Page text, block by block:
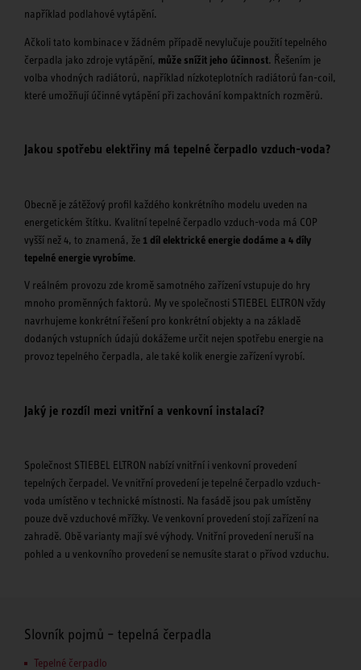
například podlahové vytápění.
Ačkoli tato kombinace v žádném případě nevylučuje použití tepelného
čerpadla jako zdroje vytápění, může snížit jeho účinnost. Řešením je
volba vhodných radiátorů, například nízkoteplotních radiátorů fan-coil,
které umožňují účinné vytápění při zachování kompaktních rozměrů.
Jakou spotřebu elektřiny má tepelné čerpadlo vzduch-voda?
Obecně je zátěžový profil každého konkrétního modelu uveden na
energetickém štítku. Kvalitní tepelné čerpadlo vzduch-voda má COP
vyšší než 4, to znamená, že 1 díl elektrické energie dodáme a 4 díly
tepelné energie vyrobíme.
V reálném provozu zde kromě samotného zařízení vstupuje do hry
mnoho proměnných faktorů. My ve společnosti STIEBEL ELTRON vždy
navrhujeme konkrétní řešení pro konkrétní objekty a na základě
dodaných vstupních údajů dokážeme určit nejen spotřebu energie na
provoz tepelného čerpadla, ale také kolik energie zařízení vyrobí.
Jaký je rozdíl mezi vnitřní a venkovní instalací?
Společnost STIEBEL ELTRON nabízí vnitřní i venkovní provedení
tepelných čerpadel. Ve vnitřní provedení je tepelné čerpadlo vzduch-
voda umístěno v technické místnosti. Na fasádě jsou pak umístěny
pouze dvě vzduchové mřížky. Ve venkovní provedení stojí zařízení na
zahradě. Obě varianty mají své výhody. Vnitřní provedení neruší na
pohled a u venkovního provedení se nemusíte starat o přívod vzduchu.
Slovník pojmů – tepelná čerpadla
Tepelné čerpadlo